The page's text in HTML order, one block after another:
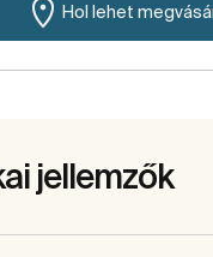
Hol lehet
jellemzők